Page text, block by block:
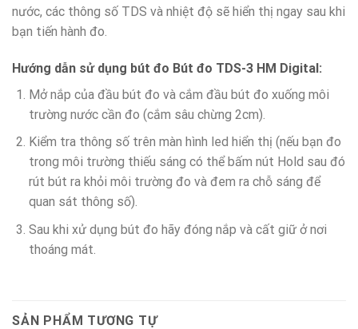
nước, các thông số TDS và nhiệt độ sẽ hiển thị ngay sau khi
bạn tiến hành đo.
Hướng dẫn sử dụng bút đo Bút đo TDS-3 HM Digital:
Mở nắp của đầu bút đo và cắm đầu bút đo xuống môi
trường nước cần đo (cắm sâu chừng 2cm).
Kiểm tra thông số trên màn hình led hiển thị (nếu bạn đo
trong môi trường thiếu sáng có thể bấm nút Hold sau đó
rút bút ra khỏi môi trường đo và đem ra chỗ sáng để
quan sát thông số).
Sau khi xử dụng bút đo hãy đóng nắp và cất giữ ở nơi
thoáng mát.
SẢN PHẨM TƯƠNG TỰ